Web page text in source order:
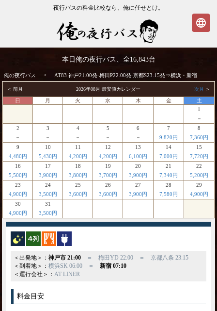
夜行バスの料金比較なら、俺に任せとけ。
S23:15発⇒横浜・新宿 | 俺の夜行バス
本日俺の夜行バス、全16,843台
俺の夜行バス > AT83 神戸21:00発-梅田P22:00発-京都S23:15発⇒横浜・新宿
＜ 前月 2026年08月 最安値カレンダー 次月 ＞
日 月 火 水 木 金
土
1
－
2
－
3
－
4
－
5
－
6
－
7
9,820円
8
7,360円
9
4,480円
10
5,430円
11
4,200円
12
4,200円
13
6,100円
14
7,000円
15
7,720円
16
5,500円
17
3,900円
18
3,800円
19
3,700円
20
3,900円
21
7,340円
22
5,200円
23
4,900円
24
3,500円
25
3,600円
26
3,600円
27
3,900円
28
7,580円
29
4,900円
30
4,900円
31
3,500円
夜行バス
横4列 カーテン
＜出発地＞： 神戸市 21:00＝ 梅田YD 22:00＝ 京都八条 23:15
＜到着地＞： 横浜SK 06:00＝ 新宿 07:10
＜運行会社＞： AT LINER
料金目安
language